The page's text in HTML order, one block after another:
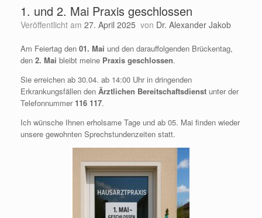
1. und 2. Mai Praxis geschlossen
Veröffentlicht am 27. April 2025 von Dr. Alexander Jakob
Am Feiertag den 01. Mai und den darauffolgenden Brückentag,
den 2. Mai bleibt meine Praxis geschlossen.
Sie erreichen ab 30.04. ab 14:00 Uhr in dringenden
Erkrankungsfällen den Ärztlichen Bereitschaftsdienst unter der
Telefonnummer 116 117.
Ich wünsche Ihnen erholsame Tage und ab 05. Mai finden wieder
unsere gewohnten Sprechstundenzeiten statt.